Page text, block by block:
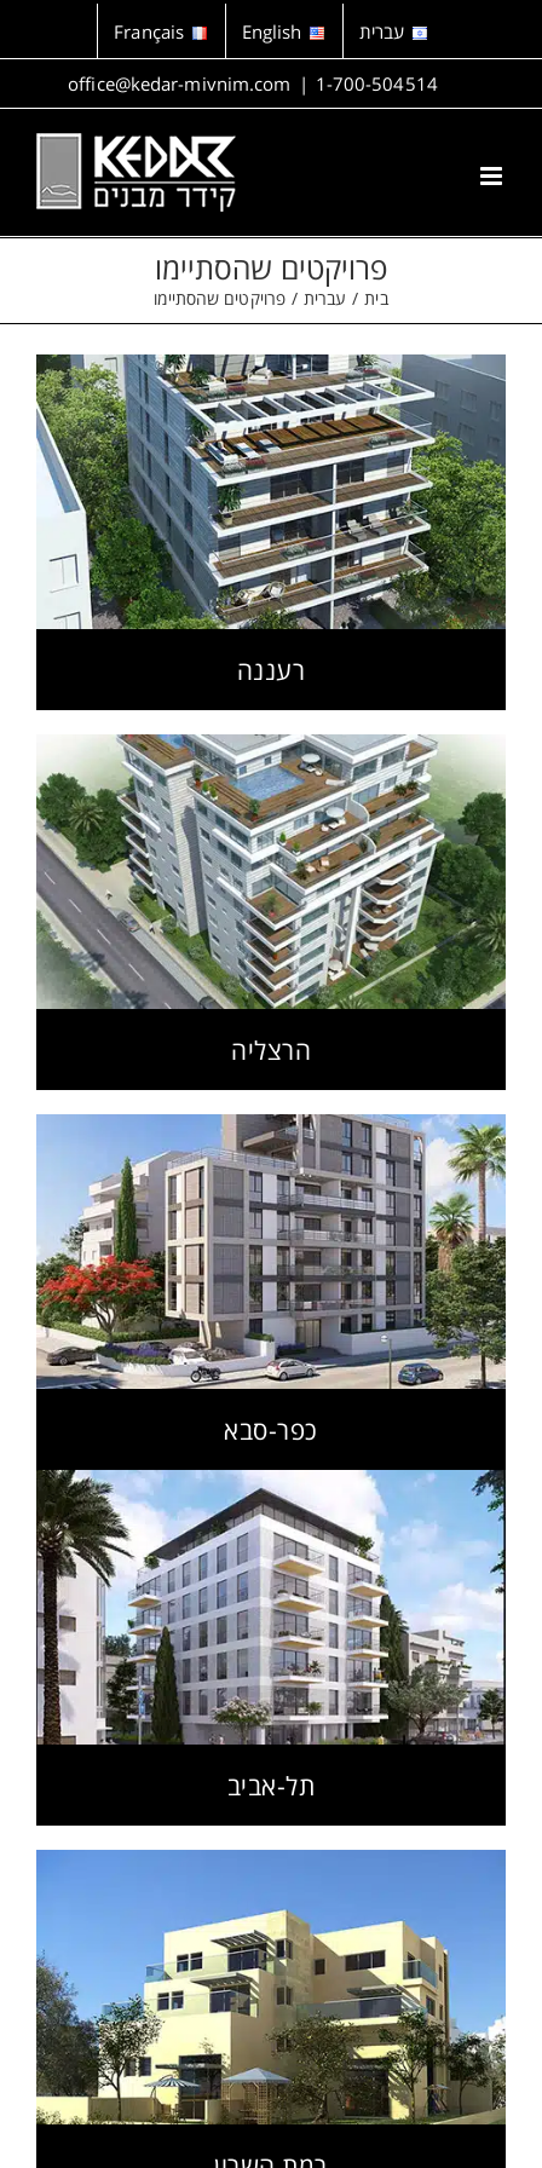
עברית English
Français
1-700-504514
|
office@kedar-mivnim.com
פרויקטים שהסתיימו
בית עברית פרויקטים שהסתיימו
רעננה
הרצליה
כפר-סבא
תל-אביב